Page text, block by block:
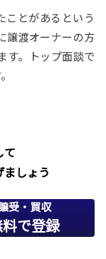
ことがあるという
譲渡オーナーの方
す。トップ面談で
て
しょう
受・買収
で登録